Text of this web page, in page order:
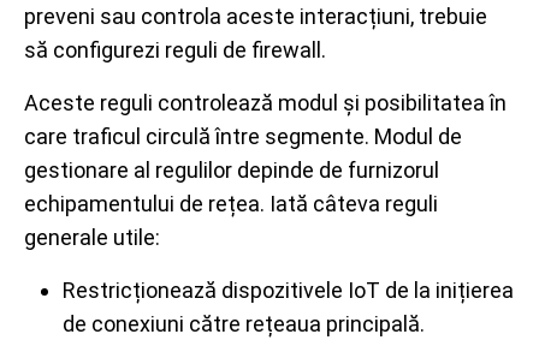
preveni sau controla aceste interacțiuni, trebuie
să configurezi reguli de firewall.
Aceste reguli controlează modul și posibilitatea în
care traficul circulă între segmente. Modul de
gestionare al regulilor depinde de furnizorul
echipamentului de rețea. Iată câteva reguli
generale utile:
Restricționează dispozitivele IoT de la inițierea
de conexiuni către rețeaua principală.